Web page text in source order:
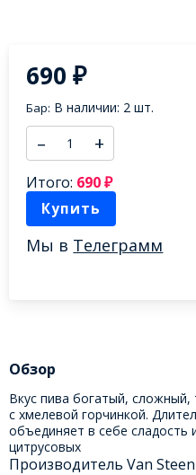
690₽
Бар: В наличии: 2 шт.
– +
Итого: 690₽
Купить
Мы в Телеграмм
Обзор
Вкус пива богатый, сложный,
с хмелевой горчинкой.
объединяет в себе сладость
цитрусовых
Производитель Van